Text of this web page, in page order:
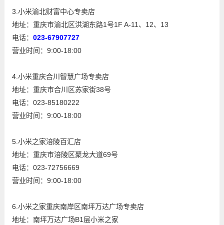
3.小米渝北财富中心专卖店
地址：重庆市渝北区洪湖东路1号1F A-11、12、13
电话： 023-67907727
营业时间：9:00-18:00
4.小米重庆合川智慧广场专卖店
地址：重庆市合川区苏家街38号
电话：023-85180222
营业时间：9:00-18:00
5.小米之家涪陵百汇店
地址：重庆市涪陵区聚龙大道69号
电话：023-72756669
营业时间：9:00-18:00
6.小米之家重庆南岸区南坪万达广场专卖店
地址：南坪万达广场B1层小米之家